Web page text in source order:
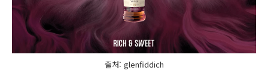
출처: glenfiddich